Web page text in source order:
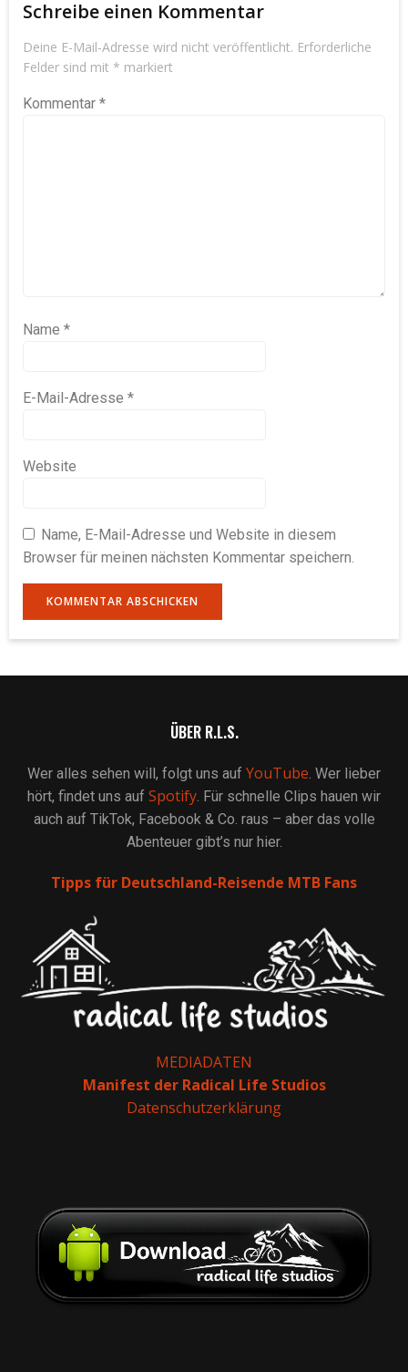
Schreibe einen Kommentar
Deine E-Mail-Adresse wird nicht veröffentlicht. Erforderliche
Felder sind mit * markiert
Kommentar *
Name *
E-Mail-Adresse *
Website
Name, E-Mail-Adresse und Website in diesem
Browser für meinen nächsten Kommentar speichern.
ÜBER R.L.S.
Wer alles sehen will, folgt uns auf YouTube. Wer lieber
hört, findet uns auf Spotify. Für schnelle Clips hauen wir
auch auf TikTok, Facebook & Co. raus – aber das volle
Abenteuer gibt’s nur hier.
Tipps für Deutschland-Reisende MTB Fans
MEDIADATEN
Manifest der Radical Life Studios
Datenschutzerklärung